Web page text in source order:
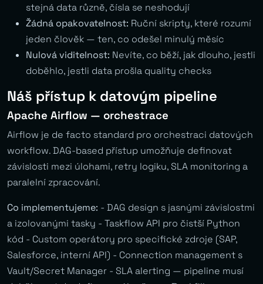
stejná data různě, čísla se neshodují
Žádná opakovatelnost: Ruční skripty, které rozumí
jeden člověk — ten, co odešel minulý měsíc
Nulová viditelnost: Nevíte, co běží, jak dlouho, jestli
doběhlo, jestli data prošla quality checks
Náš přístup k datovým pipeline
Apache Airflow — orchestrace
Airflow je de facto standard pro orchestraci datových
workflow. DAG-based přístup umožňuje definovat
závislosti mezi úlohami, retry logiku, SLA monitoring a
paralelní zpracování.
Co implementujeme: - DAG design s jasnými závislostmi
a izolovanými tasky - Taskflow API pro čistší Python
kód - Custom operátory pro specifické zdroje (SAP,
Salesforce, interní API) - Connection management s
Vault/Secret Manager - SLA alerting — pipeline musí